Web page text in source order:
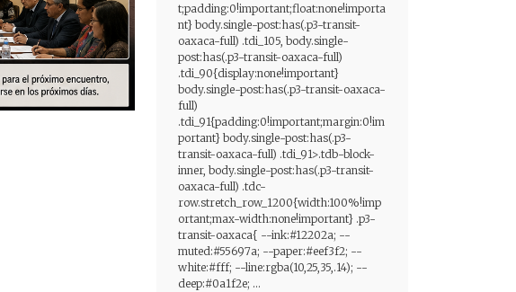
t;padding:0!important;float:none!importa
nt} body.single-post:has(.p3-transit-
oaxaca-full) .tdi_105, body.single-
post:has(.p3-transit-oaxaca-full)
.tdi_90{display:none!important}
body.single-post:has(.p3-transit-oaxaca-
full)
.tdi_91{padding:0!important;margin:0!im
portant} body.single-post:has(.p3-
transit-oaxaca-full) .tdi_91>.tdb-block-
inner, body.single-post:has(.p3-transit-
oaxaca-full) .tdc-
row.stretch_row_1200{width:100%!imp
ortant;max-width:none!important} .p3-
transit-oaxaca{ --ink:#12202a; --
muted:#55697a; --paper:#eef3f2; --
white:#fff; --line:rgba(10,25,35,.14); --
deep:#0a1f2e; ...